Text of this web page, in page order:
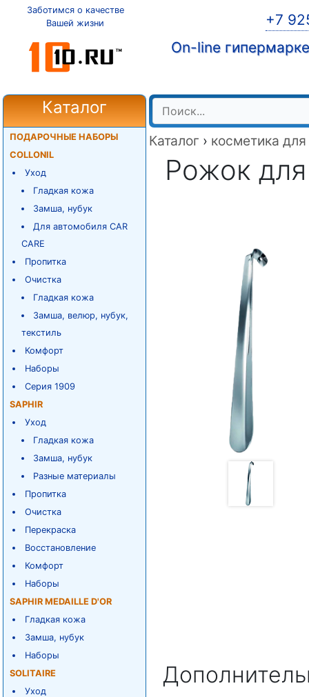
Заботимся о качестве
Вашей жизни
+7
On-line
Каталог
ПОДАРОЧНЫЕ НАБОРЫ
COLLONIL
Уход
Гладкая кожа
Замша, нубук
Для автомобиля CAR
CARE
Пропитка
Очистка
Гладкая кожа
Замша, велюр, нубук,
текстиль
Комфорт
Наборы
Серия 1909
SAPHIR
Уход
Гладкая кожа
Замша, нубук
Разные материалы
Пропитка
Очистка
Перекраска
Восстановление
Комфорт
Наборы
SAPHIR MEDAILLE D'OR
Гладкая кожа
Замша, нубук
Наборы
SOLITAIRE
Уход
Каталог › косметика
Рожок